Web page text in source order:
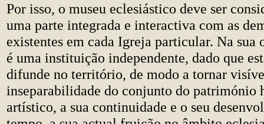
Por isso, o museu eclesiástico deve ser
uma parte integrada e interactiva com as
existentes em cada Igreja particular. Na sua
é uma instituição independente, dado que
difunde no território, de modo a tornar
inseparabilidade do conjunto do património
artístico, a sua continuidade e o seu